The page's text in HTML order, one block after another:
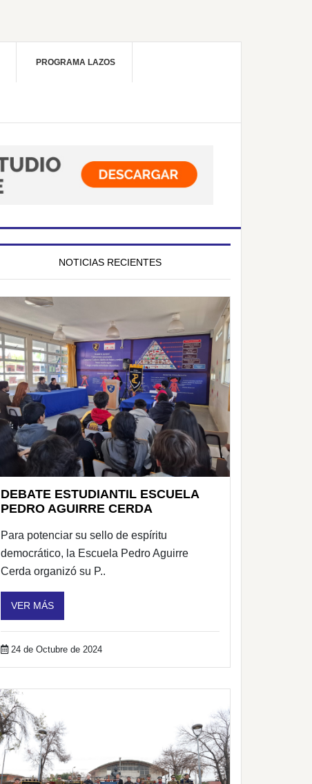
PROGRAMA LAZOS
NOTICIAS RECIENTES
DEBATE ESTUDIANTIL ESCUELA
PEDRO AGUIRRE CERDA
Para potenciar su sello de espíritu
democrático, la Escuela Pedro Aguirre
Cerda organizó su P..
VER MÁS
24 de Octubre de 2024